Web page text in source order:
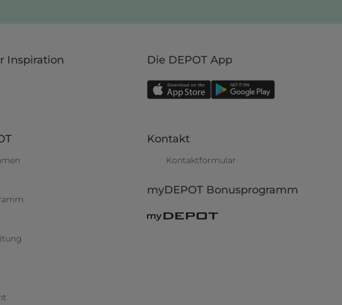
Inspiration Die DEPOT App
Kontakt
Kontaktformular
myDEPOT Bonusprogramm